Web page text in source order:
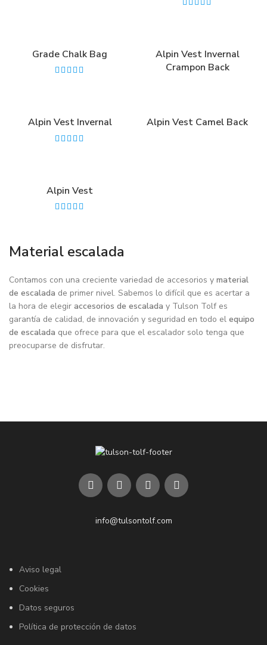
Grade Chalk Bag
Alpin Vest Invernal
Crampon Back
Alpin Vest Invernal Alpin Vest Camel Back
Alpin Vest
Material escalada
Contamos con una creciente variedad de accesorios y material
de escalada de primer nivel. Sabemos lo difícil que es acertar a
la hora de elegir accesorios de escalada y Tulson Tolf es
garantía de calidad, de innovación y seguridad en todo el equipo
de escalada que ofrece para que el escalador solo tenga que
preocuparse de disfrutar.
info@tulsontolf.com
Aviso legal
Cookies
Datos seguros
Política de protección de datos